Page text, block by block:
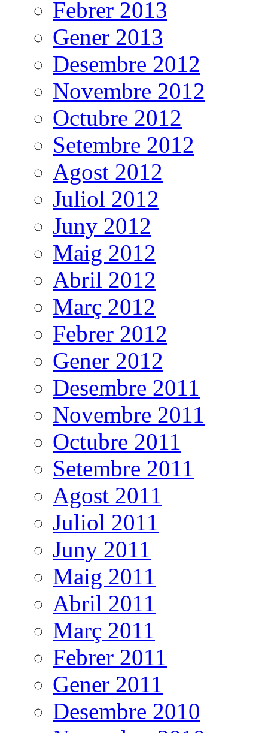
Febrer 2013
Gener 2013
Desembre 2012
Novembre 2012
Octubre 2012
Setembre 2012
Agost 2012
Juliol 2012
Juny 2012
Maig 2012
Abril 2012
Març 2012
Febrer 2012
Gener 2012
Desembre 2011
Novembre 2011
Octubre 2011
Setembre 2011
Agost 2011
Juliol 2011
Juny 2011
Maig 2011
Abril 2011
Març 2011
Febrer 2011
Gener 2011
Desembre 2010